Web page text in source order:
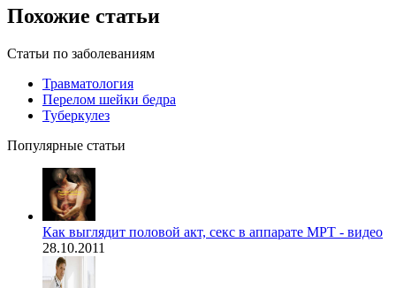
Похожие статьи
Статьи по заболеваниям
Травматология
Перелом шейки бедра
Туберкулез
Популярные статьи
Как выглядит половой акт, секс в аппарате МРТ - видео
28.10.2011